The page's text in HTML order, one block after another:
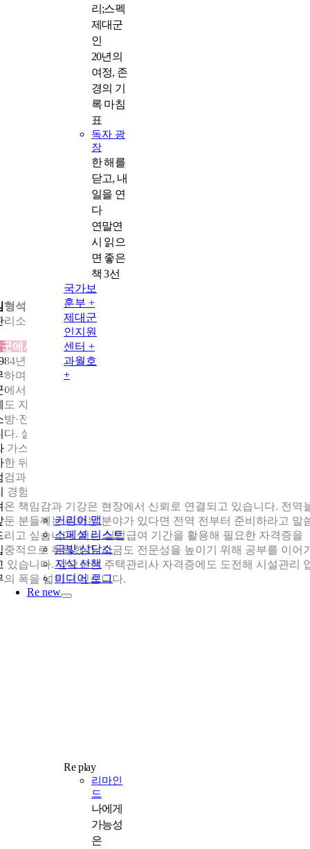
리;스펙
제대군
인
20년의
여정, 존
경의 기
록 마침
표
독자 광
장
한 해를
닫고, 내
일을 연
다
연말연
시 읽으
면 좋은
책 3선
국가보
훈부 +
제대군
인지원
센터 +
과월호
+
커리어 맵
스페셜 리스트
금빛 상담소
지식 산책
미디어 로그
Re new
Re play
리마인
드
나에게
가능성
은
형석
리소장
군에서 익힌 기강과 기술, 건물관리 현장에서 그대로 쓰입니다”
년 입대해 부소대장으로 시작해 행정보급관과 주임원사로 근
하며 전기·소방·보일러·조경 등 다양한 시설 업무를 맡았습니다
에서 익힌 장비 운용과 관리 경험 덕분에 전역 후 건물관리 분야
도 자연스럽게 적응할 수 있었고, 제대군인지원센터 상담을 통
방·전기·가스·산업안전 분야 자격증을 취득하며 준비를 이어갔
다. 실업급여 기간 동안 학원·이론 교육을 병행해 전기산업기사
가스기능사도 취득했습니다. 2019년 11월 천하종합관리㈜에
한 뒤 현재 수원의 지하 3층, 지상 6층 80실 규모 상가건물의 시
검과 미화·경비 업무를 총괄하고 있습니다. 군에서 쌓은 시설관
경험은 지금 업무와 자연스럽게 이어지고 있으며, 오랜 기간 다
온 책임감과 기강은 현장에서 신뢰로 연결되고 있습니다. 전역
둔 분들께는 원하는 분야가 있다면 전역 전부터 준비하라고 말
리고 싶습니다. 저는 실업급여 기간을 활용해 필요한 자격증을
중적으로 취득했고, 지금도 전문성을 높이기 위해 공부를 이어
있습니다. 앞으로는 주택관리사 자격증에도 도전해 시설관리
의 폭을 넓히고 싶습니다.